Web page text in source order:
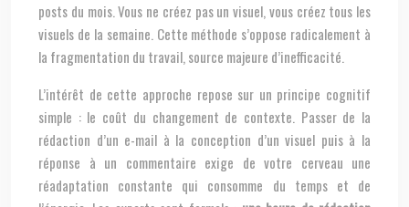
posts du mois. Vous ne créez pas un visuel, vous créez tous les
visuels de la semaine. Cette méthode s’oppose radicalement à
la fragmentation du travail, source majeure d’inefficacité.
L’intérêt de cette approche repose sur un principe cognitif
simple : le coût du changement de contexte. Passer de la
rédaction d’un e-mail à la conception d’un visuel puis à la
réponse à un commentaire exige de votre cerveau une
réadaptation constante qui consomme du temps et de